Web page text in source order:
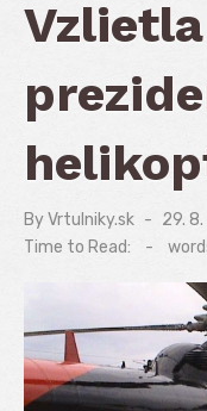
ByVrtulniky.sk
on
29.
Time to Read:
-